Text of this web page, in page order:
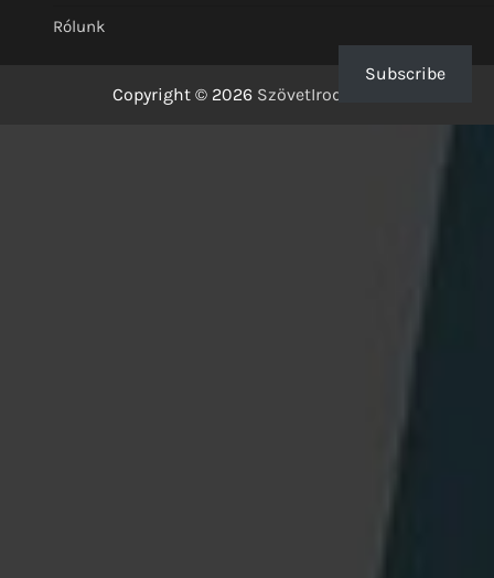
Rólunk
Copyright © 2026 SzövetIrodalom
Subscribe